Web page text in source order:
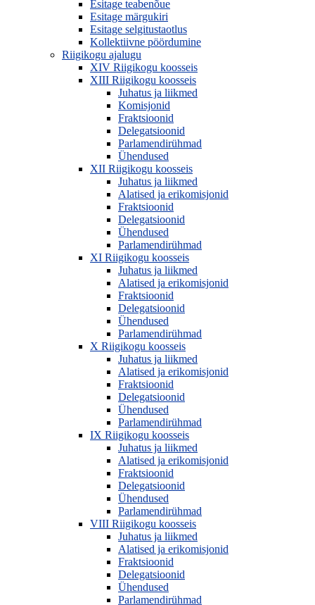
Esitage teabenõue
Esitage märgukiri
Esitage selgitustaotlus
Kollektiivne pöördumine
Riigikogu ajalugu
XIV Riigikogu koosseis
XIII Riigikogu koosseis
Juhatus ja liikmed
Komisjonid
Fraktsioonid
Delegatsioonid
Parlamendirühmad
Ühendused
XII Riigikogu koosseis
Juhatus ja liikmed
Alatised ja erikomisjonid
Fraktsioonid
Delegatsioonid
Ühendused
Parlamendirühmad
XI Riigikogu koosseis
Juhatus ja liikmed
Alatised ja erikomisjonid
Fraktsioonid
Delegatsioonid
Ühendused
Parlamendirühmad
X Riigikogu koosseis
Juhatus ja liikmed
Alatised ja erikomisjonid
Fraktsioonid
Delegatsioonid
Ühendused
Parlamendirühmad
IX Riigikogu koosseis
Juhatus ja liikmed
Alatised ja erikomisjonid
Fraktsioonid
Delegatsioonid
Ühendused
Parlamendirühmad
VIII Riigikogu koosseis
Juhatus ja liikmed
Alatised ja erikomisjonid
Fraktsioonid
Delegatsioonid
Ühendused
Parlamendirühmad